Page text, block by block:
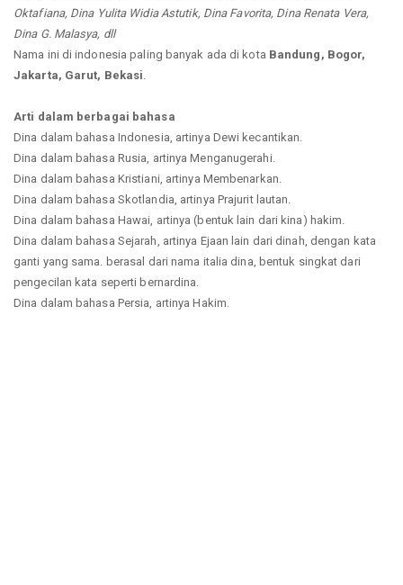
Oktafiana, Dina Yulita Widia Astutik, Dina Favorita, Dina Renata Vera,
Dina G. Malasya, dll
Nama ini di indonesia paling banyak ada di kota Bandung, Bogor,
Jakarta, Garut, Bekasi
Arti dalam berbagai bahasa
Dina dalam bahasa Indonesia, artinya Dewi kecantikan.
Dina dalam bahasa Rusia, artinya Menganugerahi.
Dina dalam bahasa Kristiani, artinya Membenarkan.
Dina dalam bahasa Skotlandia, artinya Prajurit lautan.
Dina dalam bahasa Hawai, artinya (bentuk lain dari kina) hakim.
Dina dalam bahasa Sejarah, artinya Ejaan lain dari dinah, dengan kata
ganti yang sama. berasal dari nama italia dina, bentuk singkat dari
pengecilan kata seperti bernardina.
Dina dalam bahasa Persia, artinya Hakim.